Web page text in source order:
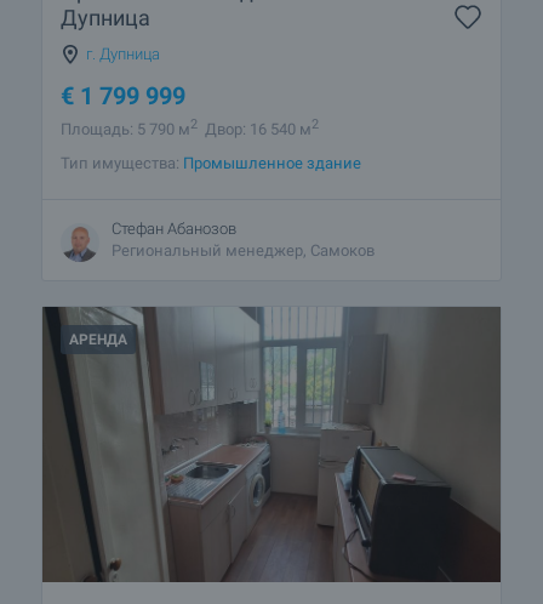
Дупница
г. Дупница
€ 1 799 999
Площадь: 5 790 м2 Двор: 16 540 м2
Тип имущества: Промышленное здание
Стефан Абанозов
Региональный менеджер, Самоков
АРЕНДА